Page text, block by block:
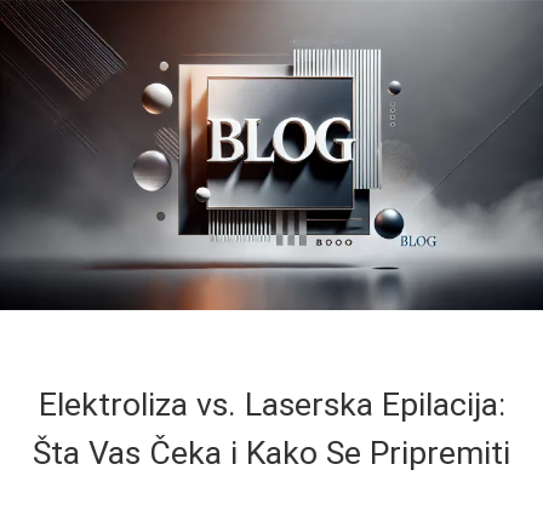
Elektroliza vs. Laserska Epilacija:
Šta Vas Čeka i Kako Se Pripremiti